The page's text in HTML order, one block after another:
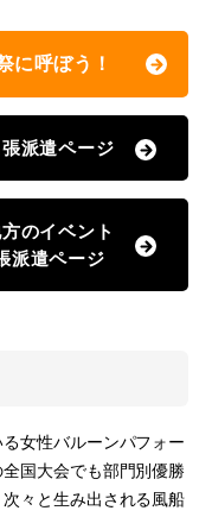
に呼ぼう！
派遣ページ
のイベント
派遣ページ
女性バルーンパフォー
国大会でも部門別優勝
々と生み出される風船